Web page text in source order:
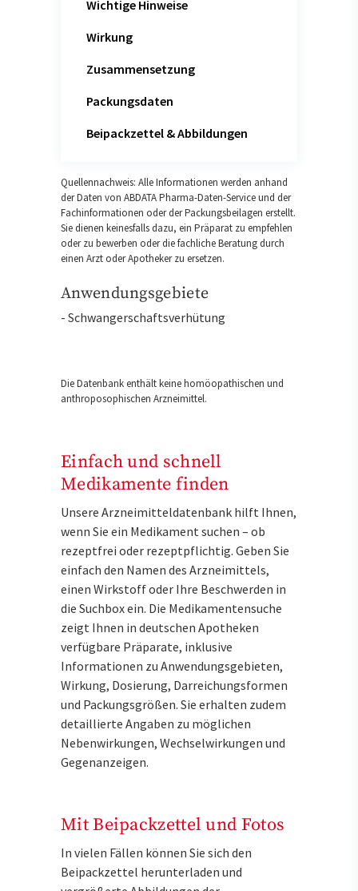
Wichtige Hinweise
Wirkung
Zusammensetzung
Packungsdaten
Beipackzettel & Abbildungen
Quellennachweis: Alle Informationen werden anhand
der Daten von ABDATA Pharma-Daten-Service und der
Fachinformationen oder der Packungsbeilagen erstellt.
Sie dienen keinesfalls dazu, ein Präparat zu empfehlen
oder zu bewerben oder die fachliche Beratung durch
einen Arzt oder Apotheker zu ersetzen.
Anwendungsgebiete
- Schwangerschaftsverhütung
Die Datenbank enthält keine homöopathischen und
anthroposophischen Arzneimittel.
Einfach und schnell
Medikamente finden
Unsere Arzneimitteldatenbank hilft Ihnen,
wenn Sie ein Medikament suchen – ob
rezeptfrei oder rezeptpflichtig. Geben Sie
einfach den Namen des Arzneimittels,
einen Wirkstoff oder Ihre Beschwerden in
die Suchbox ein. Die Medikamentensuche
zeigt Ihnen in deutschen Apotheken
verfügbare Präparate, inklusive
Informationen zu Anwendungsgebieten,
Wirkung, Dosierung, Darreichungsformen
und Packungsgrößen. Sie erhalten zudem
detaillierte Angaben zu möglichen
Nebenwirkungen, Wechselwirkungen und
Gegenanzeigen.
Mit Beipackzettel und Fotos
In vielen Fällen können Sie sich den
Beipackzettel herunterladen und